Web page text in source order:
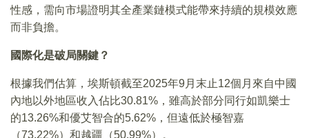
性感，需向市場證明其全產業鏈模式能帶來持續的規模效應
而非負擔。
國際化是破局關鍵？
根據我們估算，埃斯頓截至2025年9月末止12個月來自中國
內地以外地區收入佔比30.81%，雖高於部分同行如凱樂士
的13.26%和優艾智合的5.62%，但遠低於極智嘉
（73.22%）和越疆（50.99%）。